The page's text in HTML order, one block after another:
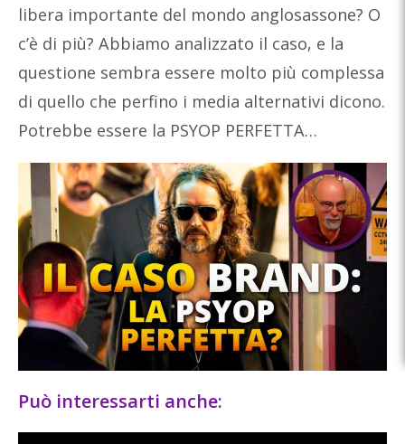
libera importante del mondo anglosassone? O
c’è di più? Abbiamo analizzato il caso, e la
questione sembra essere molto più complessa
di quello che perfino i media alternativi dicono.
Potrebbe essere la PSYOP PERFETTA…
Può interessarti anche: